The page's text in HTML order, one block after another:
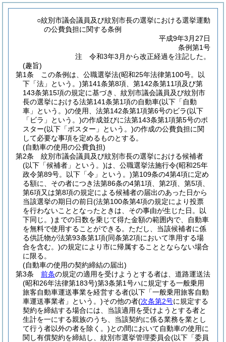
○紋別市議会議員及び紋別市長の選挙における選挙運動
の公費負担に関する条例
平成9年3月27日
条例第1号
注 令和3年3月から改正経過を注記した。
(趣旨)
第1条
この条例は、公職選挙法(昭和25年法律第100号。以
下「法」という。)第141条第8項、第142条第11項及び第
143条第15項の規定に基づき、紋別市議会議員及び紋別市
長の選挙における法第141条第1項の自動車(以下「自動
車」という。)の使用、法第142条第1項第6号のビラ(以下
「ビラ」という。)の作成並びに法第143条第1項第5号のポ
スター(以下「ポスター」という。)の作成の公費負担に関
して必要な事項を定めるものとする。
(自動車の使用の公費負担)
第2条
紋別市議会議員及び紋別市長の選挙における候補者
(以下「候補者」という。)は、公職選挙法施行令(昭和25年
政令第89号。以下「令」という。)第109条の4第4項に定め
る額に、その者につき法第86条の4第1項、第2項、第5項、
第6項又は第8項の規定による候補者の届出のあった日から
当該選挙の期日の前日(法第100条第4項の規定により投票
を行わないこととなったときは、その事由が生じた日。以
下同じ。) までの日数を乗じて得た金額の範囲内で、自動車
を無料で使用することができる。 ただし、当該候補者に係
る供託物が法第93条第1項(同条第2項において準用する場
合を含む。)の規定により市に帰属することとならない場合
に限る。
(自動車の使用の契約締結の届出)
第3条
前条の規定の適用を受けようとする者は、道路運送法
(昭和26年法律第183号)第3条第1号ハに規定する一般乗用
旅客自動車運送事業を経営する者(以下「一般乗用旅客自動
車運送事業者」という。)その他の者(次条第2号に規定する
契約を締結する場合には、当該適用を受けようとする者と
生計を一にする親族のうち、当該契約に係る業務を業とし
て行う者以外の者を除く。)との間において自動車の使用に
関し有償契約を締結し、紋別市選挙管理委員会(以下「委員